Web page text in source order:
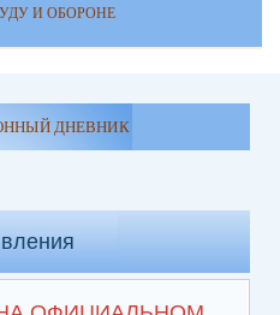
И ОБОРОНЕ
ДНЕВНИК